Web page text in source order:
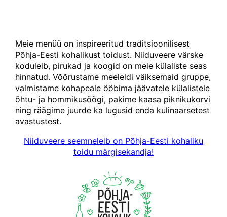
Meie menüü on inspireeritud traditsioonilisest
Põhja-Eesti kohalikust toidust. Niiduveere värske
koduleib, pirukad ja koogid on meie külaliste seas
hinnatud. Võõrustame meeleldi väiksemaid gruppe,
valmistame kohapeale ööbima jäävatele külalistele
õhtu- ja hommikusöögi, pakime kaasa piknikukorvi
ning räägime juurde ka lugusid enda kulinaarsetest
avastustest.
Niiduveere seemneleib on Põhja-Eesti kohaliku
toidu märgisekandja!